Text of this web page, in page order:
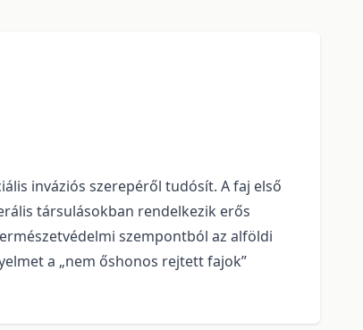
inváziós szerepéről tudósít. A faj első
társulásokban rendelkezik erős
szempontból az alföldi
a „nem őshonos rejtett fajok”